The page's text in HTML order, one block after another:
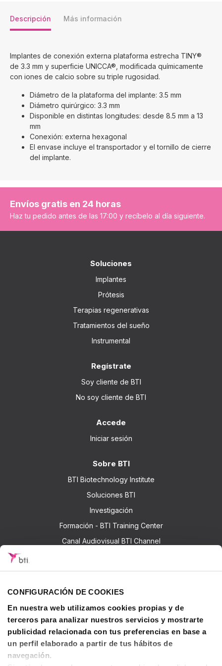
CONFIGURACIÓN DE COOKIES
En nuestra web utilizamos cookies propias y de
terceros para analizar nuestros servicios y mostrarte
publicidad relacionada con tus preferencias en base a
un perfil elaborado a partir de tus hábitos de
navegación.
Descripción Más información
Implantes de conexión externa plataforma estrecha TINY®
de 3.3 mm y superficie UNICCA®, modificada químicamente
con iones de calcio sobre su triple rugosidad.
Diámetro de la plataforma del implante: 3.5 mm
Diámetro quirúrgico: 3.3 mm
Disponible en distintas longitudes: desde 8.5 mm a 13
mm
Conexión: externa hexagonal
El envase incluye el transportador y el tornillo de cierre
del implante.
Envíos gratis en 24 horas
Haz tu pedido antes de las 17:00 y recíbelo al día siguiente.
Soluciones
Implantes
Prótesis
Terapias regenerativas
Tratamientos del sueño
Instrumental
Regístrate
Soy cliente de BTI
No soy cliente de BTI
Accede
Iniciar sesión
Sobre BTI
BTI Biotechnology Institute
Soluciones BTI
Investigación
Formación - BTI Training Center
Canal Audiovisual BTI Channel
© 2026 BTI Biotechnology Institute
Política de privacidad
Política de Cookies
Aviso legal y condiciones de uso